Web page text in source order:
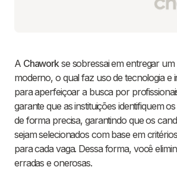
A Chaworkse sobressai em entregar
moderno, o qual faz uso de tecnologia e
para aperfeiçoar a busca por
garante que as instituições identifiquem
de forma precisa, garantindo que os
sejam selecionados com base em
para cada vaga. Dessa forma, você
erradas e onerosas.